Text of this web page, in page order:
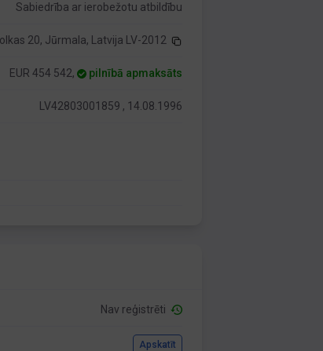
Sabiedrība ar ierobežotu atbildību
20, Jūrmala, Latvija LV-2012
EUR 454 542, pilnībā apmaksāts
LV42803001859 , 14.08.1996
Nav reģistrēti
Apskatīt